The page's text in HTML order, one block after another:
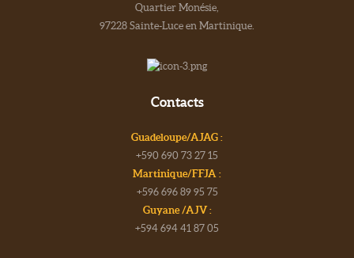
Quartier Monésie,
97228 Sainte-Luce en Martinique.
Contacts
Guadeloupe/AJAG :
+590 690 73 27 15
Martinique/FFJA :
+596 696 89 95 75
Guyane /AJV :
+594 694 41 87 05